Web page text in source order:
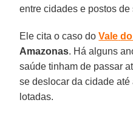
entre cidades e postos
Ele cita o caso doVale
Amazonas. Há alguns
saúde tinham de passar
se deslocar da cidade
lotadas.